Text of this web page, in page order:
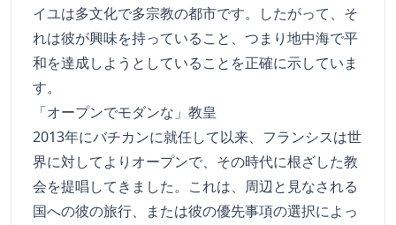
イユは多文化で多宗教の都市です。したがって、そ
れは彼が興味を持っていること、つまり地中海で平
和を達成しようとしていることを正確に示していま
す。
「オープンでモダンな」教皇
2013年にバチカンに就任して以来、フランシスは世
界に対してよりオープンで、その時代に根ざした教
会を提唱してきました。これは、周辺と見なされる
国への彼の旅行、または彼の優先事項の選択によっ